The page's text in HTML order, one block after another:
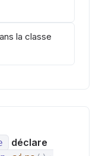
la classe
déclare